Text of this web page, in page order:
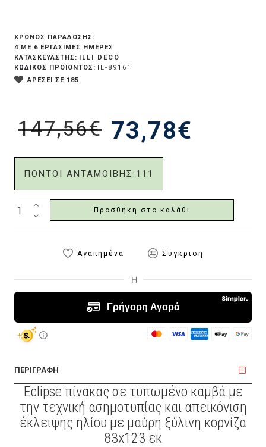
73,78€
147,56€
ΠΟΝΤΟΙ ΑΝΤΑΜΟΙΒΗΣ: 111
ΧΡΟΝΟΣ ΠΑΡΑΔΟΣΗΣ:
4 ΜΕ 6 ΕΡΓΆΣΙΜΕΣ ΗΜΈΡΕΣ
ΚΑΤΑΣΚΕΥΑΣΤΗΣ: ILLI DECO
ΚΩΔΙΚΟΣ ΠΡΟΪΟΝΤΟΣ: IL-89161
ΑΡΕΣΕΙ ΣΕ 185
Προσθήκη στο καλάθι
Αγαπημένα Σύγκριση
ΠΕΡΙΓΡΑΦΗ
Eclipse πίνακας σε τυπωμένο καμβά με
την τεχνική ασημοτυπίας και απεικόνιση
έκλειψης ηλίου με μαύρη ξύλινη κορνίζα
83x123 εκ